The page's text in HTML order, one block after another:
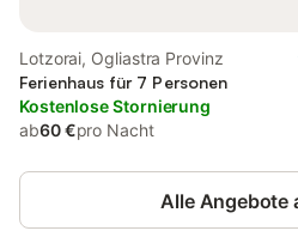
Lotzorai, Ogliastra Provinz
Ferienhaus für 7 Personen
Kostenlose Stornierung
ab60 €pro Nacht
Alle Angebote